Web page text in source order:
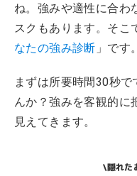
ね。強みや適性に合わ
スクもあります。そこ
なたの強み診断 」です。
まずは所要時間30秒
んか？強みを客観的に
見えてきます。
\隠れた